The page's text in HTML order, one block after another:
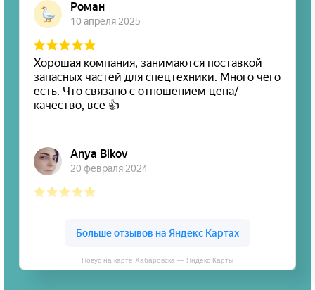
Новус на карте Хабаровска — Яндекс Карты